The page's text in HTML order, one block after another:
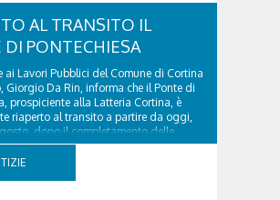
AL TRANSITO IL
DI PONTECHIESA
ai Lavori Pubblici del Comune di Cortina
Giorgio Da Rin, informa che il Ponte di
prospiciente alla Latteria Cortina, è
riaperto al transito a partire da oggi,
dopo il completamento delle
positivo collaudo...